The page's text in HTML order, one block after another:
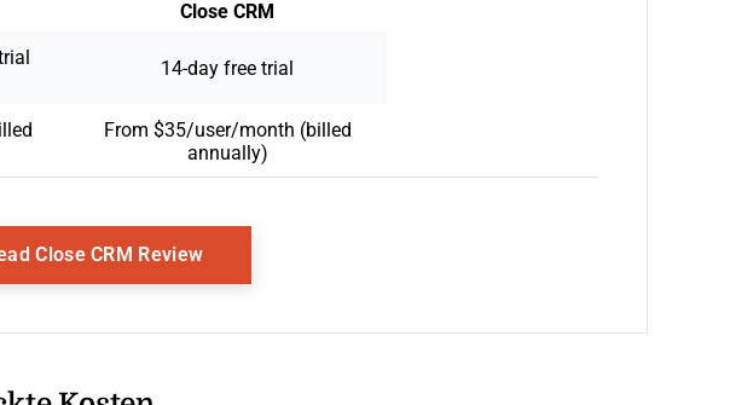
Close CRM
14-day free trial
From $35/user/month (billed
annually)
Close CRM ReviewOpens New Window